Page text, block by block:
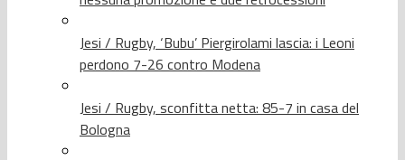
Jesi / Rugby, ‘Bubu’ Piergirolami lascia: i Leoni
perdono 7-26 contro Modena
Jesi / Rugby, sconfitta netta: 85-7 in casa del
Bologna